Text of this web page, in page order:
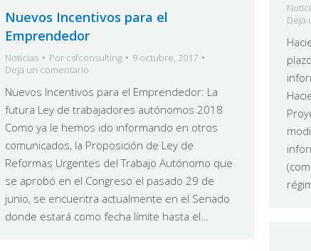
Deja
Nuevos Incentivos para el
Emprendedor
Noticias Por csfconsulting
9 octubre, 2017
Deja un comentario
Nuevos Incentivos para el Emprendedor: La
futura Ley de trabajadores autónomos 2018
Como ya le hemos ido informando en otros
comunicados, la Proposición de Ley de
Reformas Urgentes del Trabajo Autónomo que
se aprobó en el Congreso el pasado 29 de
junio, se encuentra actualmente en el Senado
donde estará como fecha límite hasta el…